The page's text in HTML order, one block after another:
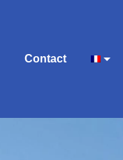
Contact